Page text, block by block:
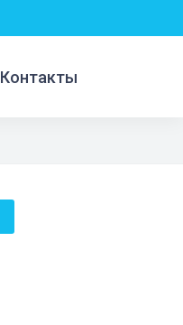
Контакты